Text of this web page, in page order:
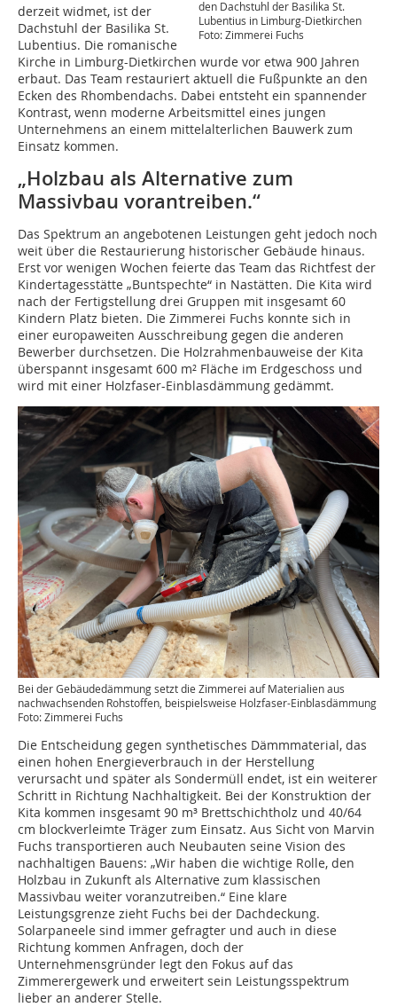
den Dachstuhl der Basilika St.
Lubentius in Limburg-Dietkirchen
Foto: Zimmerei Fuchs
derzeit widmet, ist der
Dachstuhl der Basilika St.
Lubentius. Die romanische
Kirche in Limburg-Dietkirchen wurde vor etwa 900 Jahren
erbaut. Das Team restauriert aktuell die Fußpunkte an den
Ecken des Rhombendachs. Dabei entsteht ein spannender
Kontrast, wenn moderne Arbeitsmittel eines jungen
Unternehmens an einem mittelalterlichen Bauwerk zum
Einsatz kommen.
„Holzbau als Alternative zum
Massivbau vorantreiben.“
Das Spektrum an angebotenen Leistungen geht jedoch noch
weit über die Restaurierung historischer Gebäude hinaus.
Erst vor wenigen Wochen feierte das Team das Richtfest der
Kindertagesstätte „Buntspechte“ in Nastätten. Die Kita wird
nach der Fertigstellung drei Gruppen mit insgesamt 60
Kindern Platz bieten. Die Zimmerei Fuchs konnte sich in
einer europaweiten Ausschreibung gegen die anderen
Bewerber durchsetzen. Die Holzrahmenbauweise der Kita
überspannt insgesamt 600 m² Fläche im Erdgeschoss und
wird mit einer Holzfaser-Einblasdämmung gedämmt.
Bei der Gebäudedämmung setzt die Zimmerei auf Materialien aus
nachwachsenden Rohstoffen, beispielsweise Holzfaser-Einblasdämmung
Foto: Zimmerei Fuchs
Die Entscheidung gegen synthetisches Dämmmaterial, das
einen hohen Energieverbrauch in der Herstellung
verursacht und später als Sondermüll endet, ist ein weiterer
Schritt in Richtung Nachhaltigkeit. Bei der Konstruktion der
Kita kommen insgesamt 90 m³ Brettschichtholz und 40/64
cm blockverleimte Träger zum Einsatz. Aus Sicht von Marvin
Fuchs transportieren auch Neubauten seine Vision des
nachhaltigen Bauens: „Wir haben die wichtige Rolle, den
Holzbau in Zukunft als Alternative zum klassischen
Massivbau weiter voranzutreiben.“ Eine klare
Leistungsgrenze zieht Fuchs bei der Dachdeckung.
Solarpaneele sind immer gefragter und auch in diese
Richtung kommen Anfragen, doch der
Unternehmensgründer legt den Fokus auf das
Zimmerergewerk und erweitert sein Leistungsspektrum
lieber an anderer Stelle.